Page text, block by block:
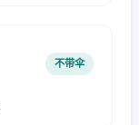
不带伞